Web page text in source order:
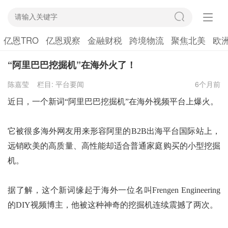
亿恩TRO 亿恩观察 金融财税 跨境物流 聚焦北美 欧
“阿里巴巴挖掘机”在海外火了！
陈嘉莹 栏目: 平台要闻 6个月前
近日， 一个新词“阿里巴巴挖掘机”在海外视频平台上爆火。
它被很多海外网友用来形容阿里的B2B出海平台国际站上，
远销欧美的高质量、高性能却适合普通家庭购买的小型挖掘
机。
据了解，这个新词缘起于海外一位名叫Frengen Engineering
的DIY视频博主 ，他被这种神奇的挖掘机连续震撼了两次。